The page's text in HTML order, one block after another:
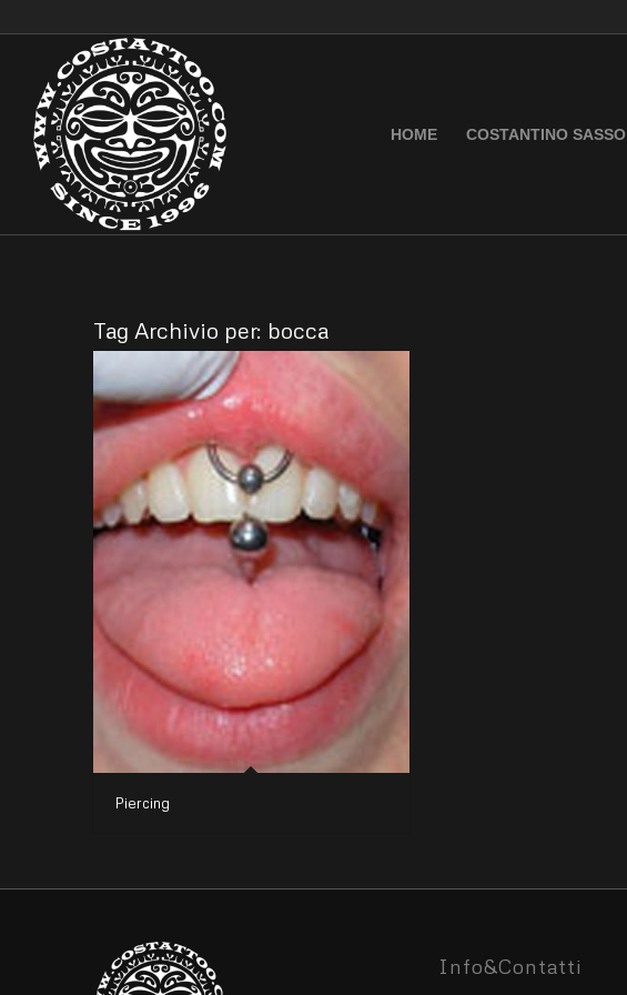
HOME COSTANTINO SASSO
Tag Archivio per: bocca
Piercing
Info&Contatti